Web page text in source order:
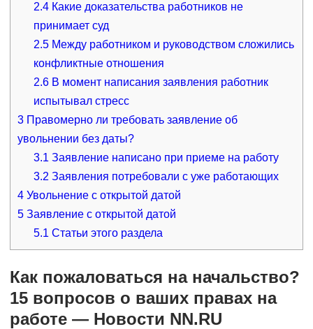
2.4 Какие доказательства работников не
принимает суд
2.5 Между работником и руководством сложились
конфликтные отношения
2.6 В момент написания заявления работник
испытывал стресс
3Правомерно ли требовать заявление об
увольнении без даты?
3.1 Заявление написано при приеме на работу
3.2 Заявления потребовали с уже работающих
4Увольнение с открытой датой
5Заявление с открытой датой
5.1 Статьи этого раздела
Как пожаловаться на начальство?
15 вопросов о ваших правах на
работе — Новости NN.RU